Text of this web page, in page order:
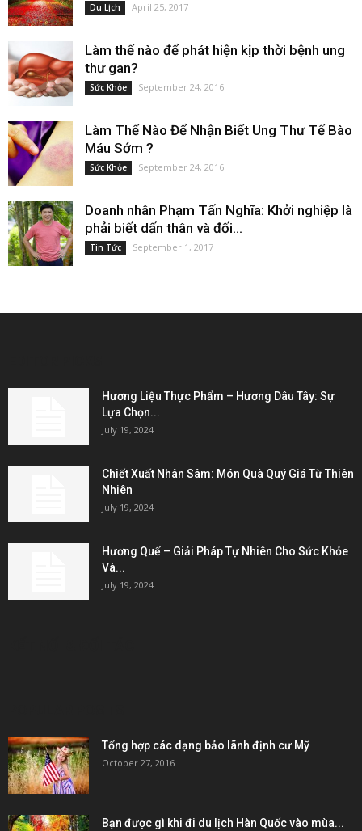
Du Lịch April 25, 2017
Làm thế nào để phát hiện kịp thời bệnh ung
thư gan?
Sức Khỏe September 24, 2016
Làm Thế Nào Để Nhận Biết Ung Thư Tế Bào
Máu Sớm ?
Sức Khỏe September 24, 2016
Doanh nhân Phạm Tấn Nghĩa: Khởi nghiệp là
phải biết dấn thân và đối...
Tin Tức September 1, 2017
Hương Liệu Thực Phẩm – Hương Dâu Tây: Sự
Lựa Chọn...
July 19, 2024
Chiết Xuất Nhân Sâm: Món Quà Quý Giá Từ Thiên
Nhiên
July 19, 2024
Hương Quế – Giải Pháp Tự Nhiên Cho Sức Khỏe
Và...
July 19, 2024
Tổng hợp các dạng bảo lãnh định cư Mỹ
October 27, 2016
Bạn được gì khi đi du lịch Hàn Quốc vào mùa...